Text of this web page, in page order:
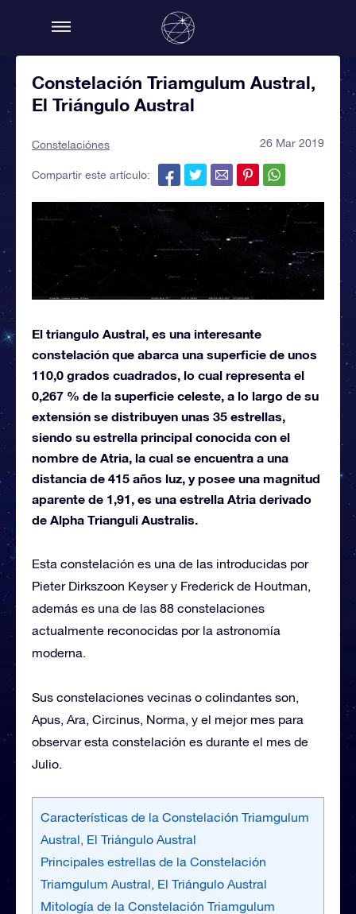
Constelación Triamgulum Austral,
El Triángulo Austral
Constelaciónes 26 Mar 2019
Compartir este artículo:
El triangulo Austral, es una interesante
constelación que abarca una superficie de unos
110,0 grados cuadrados, lo cual representa el
0,267 % de la superficie celeste, a lo largo de su
extensión se distribuyen unas 35 estrellas,
siendo su estrella principal conocida con el
nombre de Atria, la cual se encuentra a una
distancia de 415 años luz, y posee una magnitud
aparente de 1,91, es una estrella Atria derivado
de Alpha Trianguli Australis.
Esta constelación es una de las introducidas por
Pieter Dirkszoon Keyser y Frederick de Houtman,
además es una de las 88 constelaciones
actualmente reconocidas por la astronomía
moderna.
Sus constelaciones vecinas o colindantes son,
Apus, Ara, Circinus, Norma, y el mejor mes para
observar esta constelación es durante el mes de
Julio.
Características de la Constelación Triamgulum
Austral, El Triángulo Austral
Principales estrellas de la Constelación
Triamgulum Austral, El Triángulo Austral
Mitología de la Constelación Triamgulum